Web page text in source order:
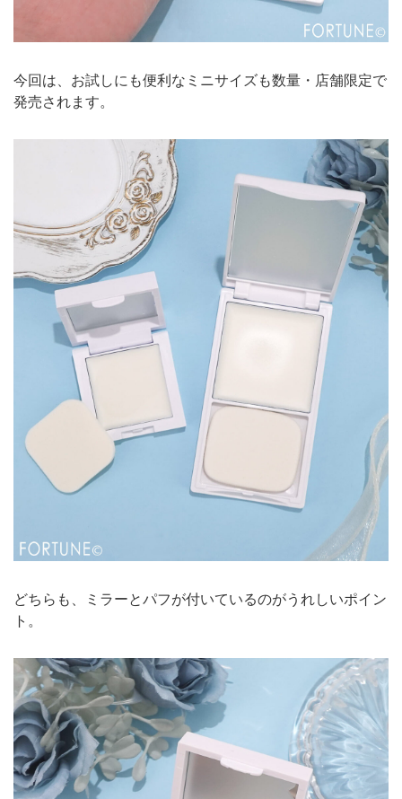
今回は、お試しにも便利なミニサイズも数量・店舗限定で
発売されます。
どちらも、ミラーとパフが付いているのがうれしいポイン
ト。